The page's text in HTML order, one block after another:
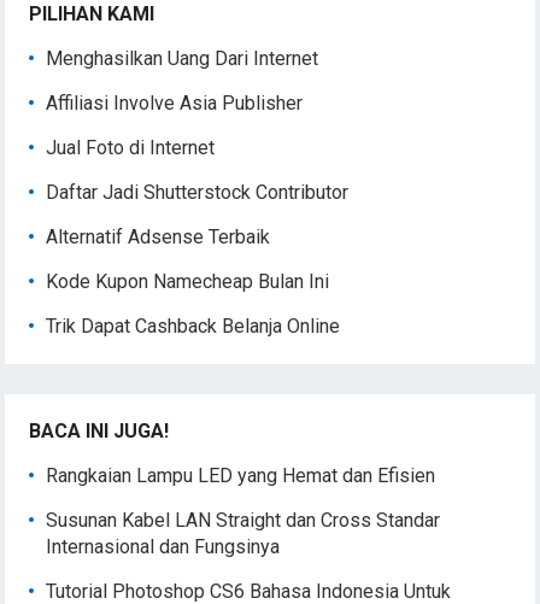
PILIHAN KAMI
Menghasilkan Uang Dari Internet
Affiliasi Involve Asia Publisher
Jual Foto di Internet
Daftar Jadi Shutterstock Contributor
Alternatif Adsense Terbaik
Kode Kupon Namecheap Bulan Ini
Trik Dapat Cashback Belanja Online
BACA INI JUGA!
Rangkaian Lampu LED yang Hemat dan Efisien
Susunan Kabel LAN Straight dan Cross Standar
Internasional dan Fungsinya
Tutorial Photoshop CS6 Bahasa Indonesia Untuk